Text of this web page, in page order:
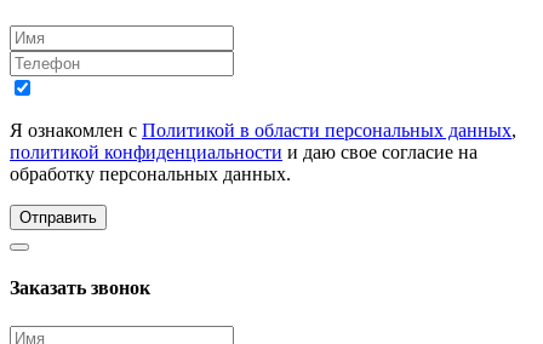
Я ознакомлен с Политикой в области персональных данных,
политикой конфиденциальности и даю свое согласие на
обработку персональных данных.
Отправить
Заказать звонок